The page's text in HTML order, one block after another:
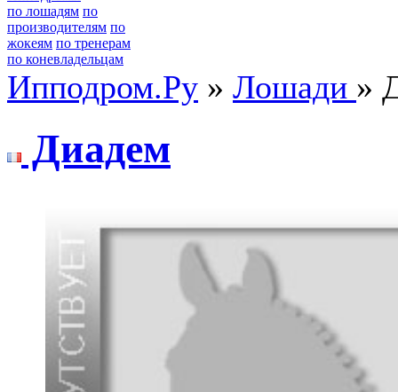
по лошадям по
производителям по
жокеям по тренерам
по коневладельцам
Ипподром.Ру » Лошади »
Диадем